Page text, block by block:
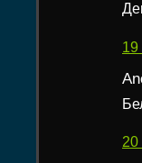
19
20